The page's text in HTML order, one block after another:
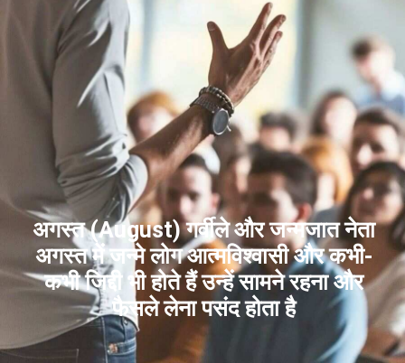
अगस्त (August) गर्वीले और जन्मजात नेता
अगस्त में जन्मे लोग आत्मविश्वासी और कभी-
कभी जिद्दी भी होते हैं उन्हें सामने रहना और
फैसले लेना पसंद होता है